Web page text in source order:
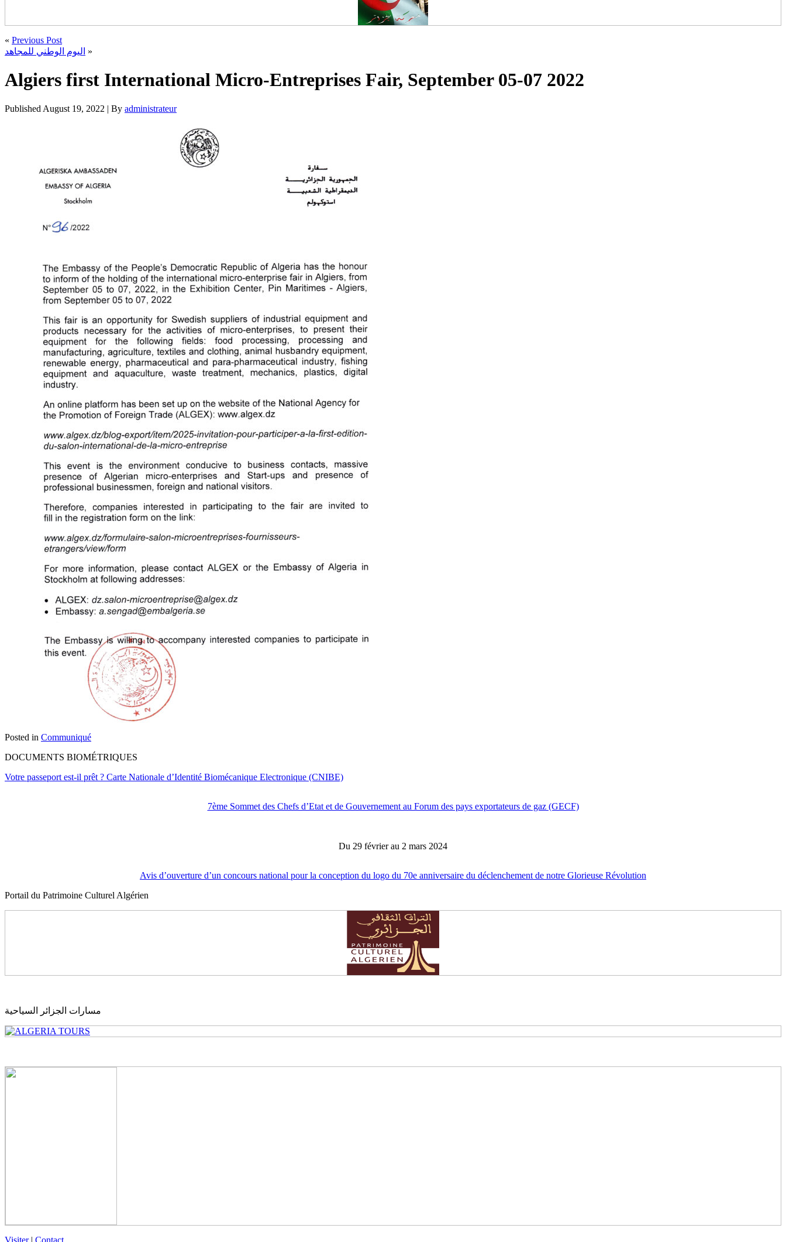
« Previous Post
اليوم الوطني للمجاهد »
Algiers first International Micro-Entreprises Fair, September 05-07 2022
Published August 19, 2022 | By administrateur
Posted in Communiqué
DOCUMENTS BIOMÉTRIQUES
Votre passeport est-il prêt ? Carte Nationale d’Identité Biomécanique Electronique (CNIBE)
7ème Sommet des Chefs d’Etat et de Gouvernement au Forum des pays exportateurs de gaz (GECF)
Du 29 février au 2 mars 2024
Avis d’ouverture d’un concours national pour la conception du logo du 70e anniversaire du déclenchement de notre Glorieuse Révolution
Portail du Patrimoine Culturel Algérien
مسارات الجزائر السياحية
Visiter| Contact